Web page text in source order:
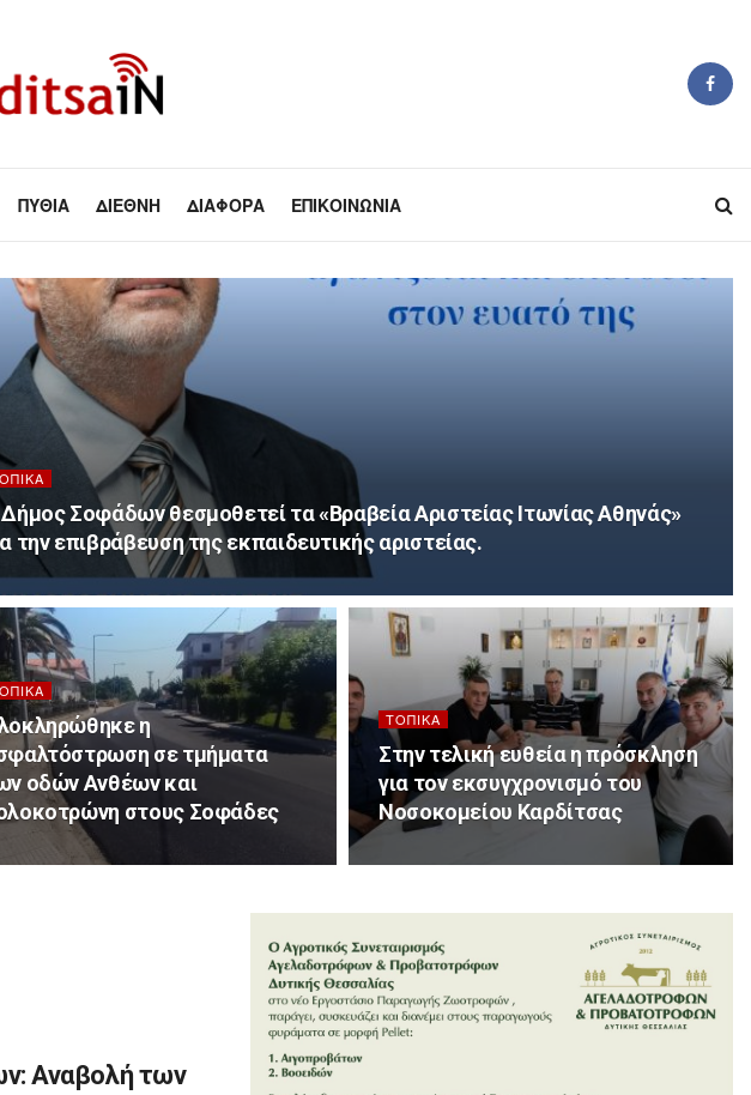
ΠΥΘΊΑ ΔΙΕΘΝΉ ΔΙΆΦΟΡΑ ΕΠΙΚΟΙΝΩΝΊΑ
Σοφάδων θεσμοθετεί τα «Βραβεία Αριστείας Ιτωνίας Αθηνάς»
την επιβράβευση της εκπαιδευτικής αριστείας.
η
σε τμήματα
οδών Ανθέων και
στους Σοφάδες
ΤΟΠΙΚΆ
Στην τελική ευθεία η πρόσκληση
για τον εκσυγχρονισμό του
Νοσοκομείου Καρδίτσας
Αναβολή των